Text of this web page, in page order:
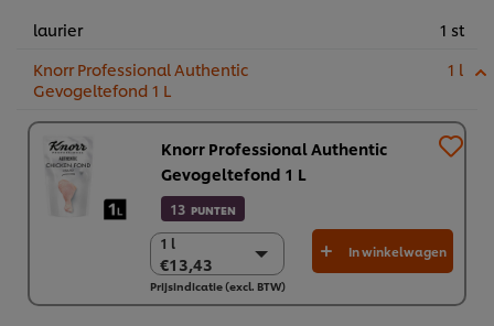
laurier
1 st
Knorr Professional Authentic
Gevogeltefond 1 L
1 l
Knorr Professional Authentic
Gevogeltefond 1 L
13 PUNTEN
1 l
€13,43
1 l
€13,43
5 x 1 l
In winkelwagen
Prijsindicatie (excl. BTW)